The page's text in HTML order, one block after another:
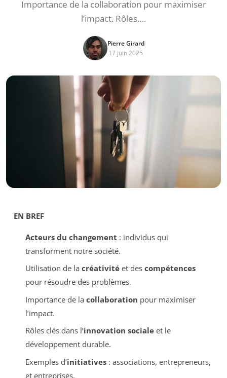
Importance de la collaboration pour maximiser
l’impact. Rôles….
Pierre Girard
17 juin 2025
EN BREF
Acteurs du changement : individus qui
transforment notre société.
Utilisation de la créativitéet des compétences
pour résoudre des problèmes.
Importance de la collaboration pour maximiser
l’impact.
Rôles clés dans l’innovation socialeet le
développement durable.
Exemples d’initiatives: associations, entrepreneurs,
et entreprises.